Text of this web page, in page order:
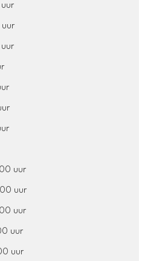
uur
uur
uur
uur
uur
uur